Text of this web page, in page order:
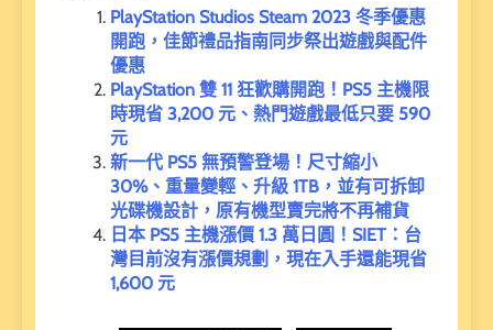
PlayStation Studios Steam 2023 冬季優惠
開跑，佳節禮品指南同步祭出遊戲與配件
優惠
PlayStation 雙 11 狂歡購開跑！PS5 主機限
時現省 3,200 元、熱門遊戲最低只要 590
元
新一代 PS5 無預警登場！尺寸縮小
30%、重量變輕、升級 1TB，並有可拆卸
光碟機設計，原有機型賣完將不再補貨
日本 PS5 主機漲價 1.3 萬日圓！SIET：台
灣目前沒有漲價規劃，現在入手還能現省
1,600 元